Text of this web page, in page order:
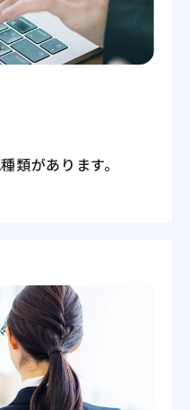
類があります。